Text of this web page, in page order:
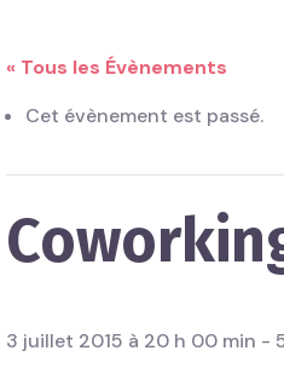
« Tous les Évènements
Cet évènement est passé.
3 juillet 2015 à 20 h 00 min -